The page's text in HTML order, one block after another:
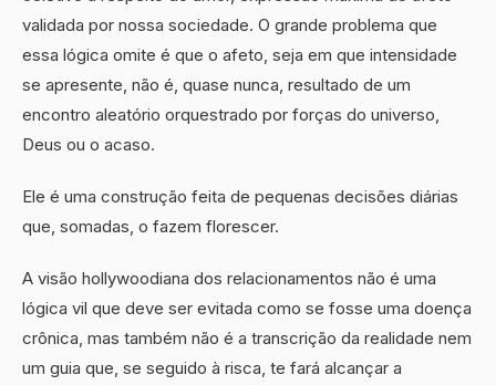
validada por nossa sociedade. O grande problema que
essa lógica omite é que o afeto, seja em que intensidade
se apresente, não é, quase nunca, resultado de um
encontro aleatório orquestrado por forças do universo,
Deus ou o acaso.
Ele é uma construção feita de pequenas decisões diárias
que, somadas, o fazem florescer.
A visão hollywoodiana dos relacionamentos não é uma
lógica vil que deve ser evitada como se fosse uma doença
crônica, mas também não é a transcrição da realidade nem
um guia que, se seguido à risca, te fará alcançar a